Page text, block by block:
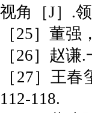
视角［J］.
［25］董
［26］赵
［27］王
112-118.